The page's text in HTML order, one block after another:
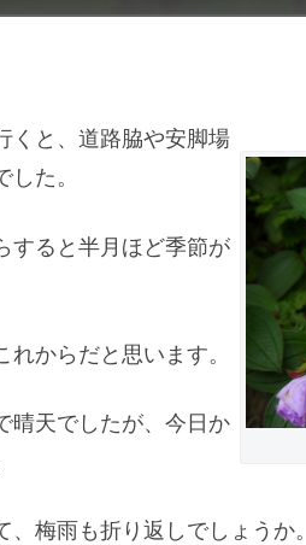
くと、道路脇や安脚場
た。
すると半月ほど季節が
からだと思います。
晴天でしたが、今日か
梅雨も折り返しでしょうか。